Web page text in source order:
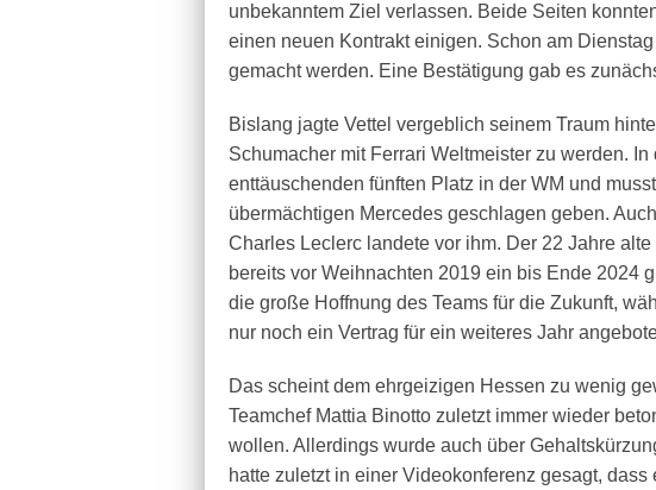
unbekanntem Ziel verlassen. Beide Seiten
einen neuen Kontrakt einigen. Schon am
gemacht werden. Eine Bestätigung gab es
Bislang jagte Vettel vergeblich seinem Traum
Schumacher mit Ferrari Weltmeister zu werden.
enttäuschenden fünften Platz in der WM und
übermächtigen Mercedes geschlagen geben.
Charles Leclerc landete vor ihm. Der 22 Jahre
bereits vor Weihnachten 2019 ein bis Ende 2024
die große Hoffnung des Teams für die Zukunft,
nur noch ein Vertrag für ein weiteres Jahr
Das scheint dem ehrgeizigen Hessen zu wenig
Teamchef Mattia Binotto zuletzt immer wieder
wollen. Allerdings wurde auch über
hatte zuletzt in einer Videokonferenz gesagt, dass